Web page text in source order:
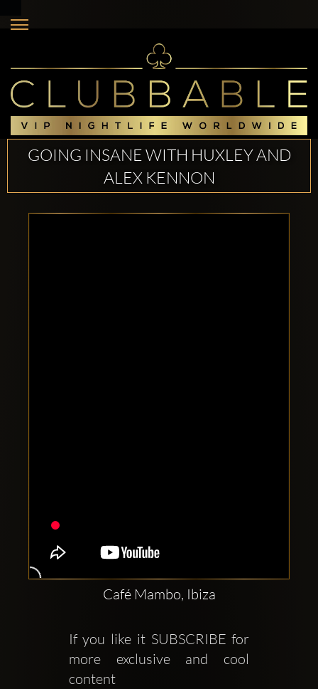
GOING INSANE WITH HUXLEY AND
ALEX KENNON
Café Mambo, Ibiza
If you like it SUBSCRIBE for
more exclusive and cool
content